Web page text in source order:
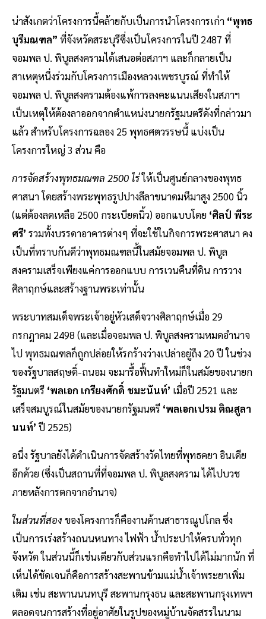
น่าสังเกตว่าโครงการนี้คล้ายกับเป็นการนำโครงการเก่า “พุทธ
บุรีมณฑล” ที่จังหวัดสระบุรีซึ่งเป็นโครงการในปี 2487 ที่
จอมพล ป. พิบูลสงครามได้เสนอต่อสภาฯ และก็กลายเป็น
สาเหตุหนึ่งร่วมกับโครงการเมืองหลวงเพชรบูรณ์ ที่ทำให้
จอมพล ป. พิบูลสงครามต้องแพ้การลงคะแนนเสียงในสภาฯ
เป็นเหตุให้ต้องลาออกจากตำแหน่งนายกรัฐมนตรีดังที่กล่าวมา
แล้ว สำหรับโครงการฉลอง 25 พุทธศตวรรษนี้ แบ่งเป็น
โครงการใหญ่ 3 ส่วน คือ
การจัดสร้างพุทธมณฑล 2500 ไร่ให้เป็นศูนย์กลางของพุทธ
ศาสนา โดยสร้างพระพุทธรูปปางลีลาขนาดมหึมาสูง 2500 นิ้ว
(แต่ต้องลดเหลือ 2500 กระเบียดนิ้ว) ออกแบบโดย ‘ศิลป์ พีระ
ศรี’ รวมทั้งบรรดาอาคารต่างๆ ที่จะใช้ในกิจการพระศาสนา คง
เป็นที่ทราบกันดีว่าพุทธมณฑลนี้ในสมัยจอมพล ป. พิบูล
สงครามเสร็จเพียงแค่การออกแบบ การเวนคืนที่ดิน การวาง
ศิลาฤกษ์และสร้างฐานพระเท่านั้น
พระบาทสมเด็จพระเจ้าอยู่หัวเสด็จวางศิลาฤกษ์เมื่อ 29
กรกฎาคม 2498 (และเมื่อจอมพล ป. พิบูลสงครามหมดอำนาจ
ไป พุทธมณฑลก็ถูกปล่อยให้รกร้างว่างเปล่าอยู่ถึง 20 ปี ในช่วง
ของรัฐบาลสฤษดิ์-ถนอม จะมารื้อฟื้นทำใหม่ก็ในสมัยของนายก
รัฐมนตรี ‘พลเอก เกรียงศักดิ์ ชมะนันท์’ เมื่อปี 2521 และ
เสร็จสมบูรณ์ในสมัยของนายกรัฐมนตรี ‘พลเอกเปรม ติณสูลา
นนท์’ปี 2525)
อนึ่ง รัฐบาลยังได้ดำเนินการจัดสร้างวัดไทยที่พุทธคยา อินเดีย
อีกด้วย (ซึ่งเป็นสถานที่ที่จอมพล ป. พิบูลสงคราม ได้ไปบวช
ภายหลังการตกจากอำนาจ)
ในส่วนที่สอง ของโครงการก็คืองานด้านสาธารณูปโกล ซึ่ง
เป็นการเร่งสร้างถนนหนทาง ไฟฟ้า น้ำประปาให้ครบทั่วทุก
จังหวัด ในส่วนนี้ก็เช่นเดียวกับส่วนแรกคือทำไปได้ไม่มากนัก ที่
เห็นได้ชัดเจนก็คือการสร้างสะพานข้ามแม่น้ำเจ้าพระยาเพิ่ม
เติม เช่น สะพานนนทบุรี สะพานกรุงธน และสะพานกรุงเทพฯ
ตลอดจนการสร้างที่อยู่อาศัยในรูปของหมู่บ้านจัดสรรในนาม